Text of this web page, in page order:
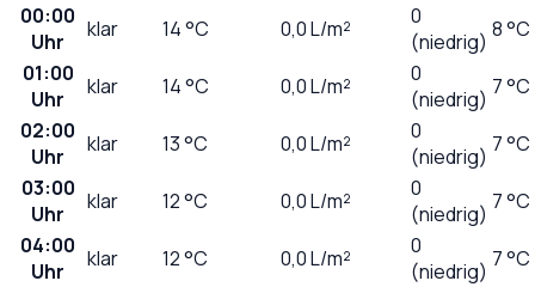
00:00
Uhr
klar 14°C 0,0L/m²
0
(niedrig) 8 °C
01:00
Uhr
klar 14°C 0,0L/m²
0
(niedrig) 7 °C
02:00
Uhr
klar 13°C 0,0L/m²
0
(niedrig) 7 °C
03:00
Uhr
klar 12°C 0,0L/m²
0
(niedrig) 7 °C
04:00
Uhr
klar 12°C 0,0L/m²
0
(niedrig) 7 °C